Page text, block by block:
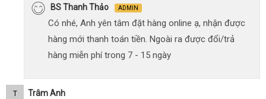
BS Thanh Thảo ADMIN
Có nhé, Anh yên tâm đặt hàng online ạ, nhận được
hàng mới thanh toán tiền. Ngoài ra được đổi/trả
hàng miễn phí trong 7 - 15 ngày
T Trâm Anh